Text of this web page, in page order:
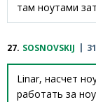
там ноутами
27. SOSNOVSKIJ
Linar, насчет
работать за